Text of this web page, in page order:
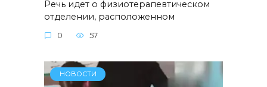
Речь идет о физиотерапевтическом
отделении, расположенном
0 57
НОВОСТИ